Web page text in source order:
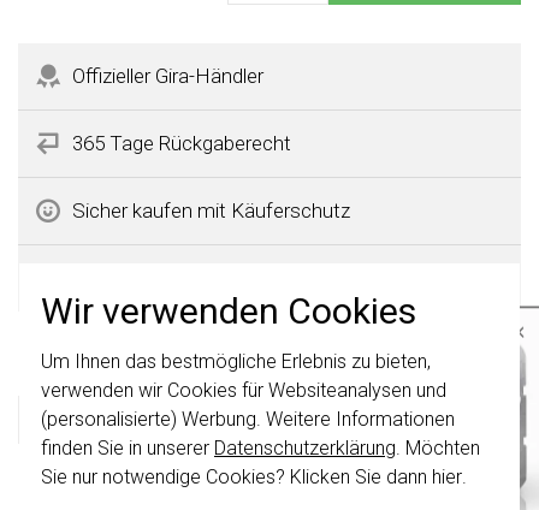
Wir verwenden Cookies
Um Ihnen das bestmögliche Erlebnis zu bieten,
verwenden wir Cookies für Websiteanalysen und
(personalisierte) Werbung. Weitere Informationen
finden Sie in unserer Datenschutzerklärung. Möchten
Sie nur notwendige Cookies? Klicken Sie dann hier.
Offizieller Gira-Händler
365 Tage Rückgaberecht
Sicher kaufen mit Käuferschutz
Produktbeschreibung
Gira 021413 Datenblatt
Technische Spezifikationen
×
Wichtig: Gira Schalter und
Schalterwippen wurden erneuert. Sie sind
2024 kombinierbar.
Klicken Sie hier
für weitere Informationen,
damit Sie immer das Richtige bestellen.